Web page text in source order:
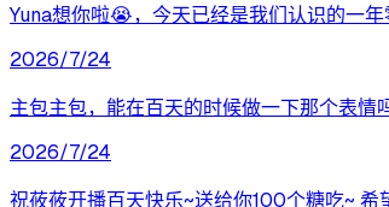
Yuna想你啦😭，今天已经是我们认识的一
2026/7/24
主包主包，能在百天的时候做一下那个表情
2026/7/24
祝莜莜开播百天快乐~送给你100个糖吃~